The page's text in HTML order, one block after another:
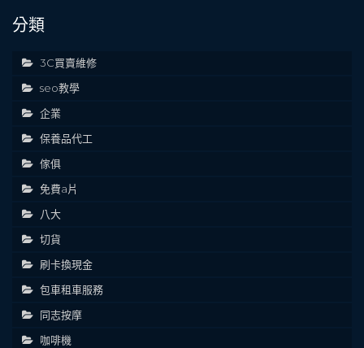
覽
分類
3C買賣維修
seo教學
企業
保養品代工
傢俱
免費a片
八大
切貨
刷卡換現金
包車租車服務
同志按摩
咖啡機